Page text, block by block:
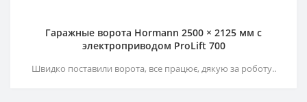
Гаражные ворота Hormann 2500 × 2125 мм c
электроприводом ProLift 700
Швидко поставили ворота, все працює, дякую за роботу..